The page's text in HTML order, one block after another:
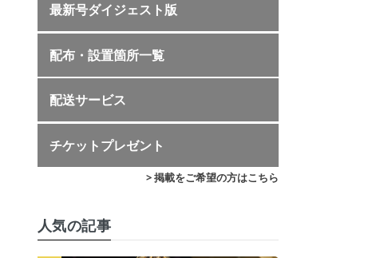
最新号ダイジェスト版
配布・設置箇所一覧
配送サービス
チケットプレゼント
> 掲載をご希望の方はこちら
人気の記事